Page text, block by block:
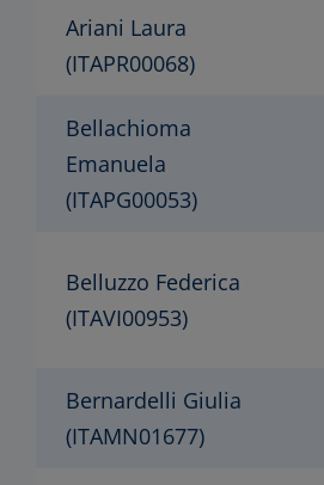
Ariani Laura
(ITAPR00068)
Bellachioma
Emanuela
(ITAPG00053)
Belluzzo Federica
(ITAVI00953)
Bernardelli Giulia
(ITAMN01677)